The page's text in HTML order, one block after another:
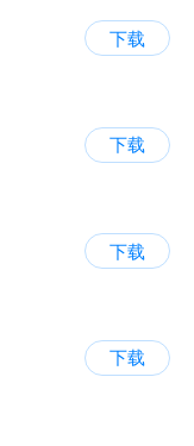
下载
下载
下载
下载